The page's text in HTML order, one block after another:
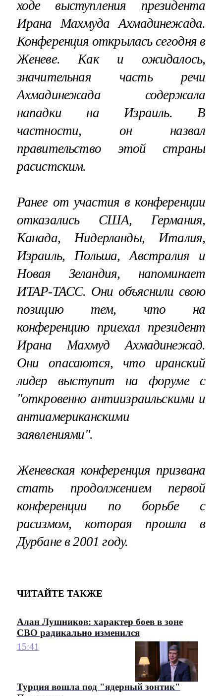
ходе выступления президента
Ирана Махмуда Ахмадинежада.
Конференция открылась сегодня в
Женеве. Как и ожидалось,
значительная часть речи
Ахмадинежада содержала
нападки на Израиль. В
частности, он назвал
правительство этой страны
расистским.
Ранее от участия в конференции
отказалисьСША, Германия,
Канада, Нидерланды, Италия,
Израиль, Польша, Австралия и
Новая Зеландия, напоминает
ИТАР-ТАСС. Они объяснили свою
позицию тем, что на
конференцию приехал президент
Ирана Махмуд Ахмадинежад.
Они опасаются, что иранский
лидер выступит на форуме с
"откровенно антиизраильскими и
антиамериканскими
заявлениями".
Женевская конференция призвана
стать продолжением первой
конференции по борьбе с
расизмом, которая прошла в
Дурбане в 2001 году.
ЧИТАЙТЕ ТАКЖЕ
Алан Лушников: характер боев в зоне
СВО радикально изменился
15:41
Турция вошла под "ядерный зонтик"